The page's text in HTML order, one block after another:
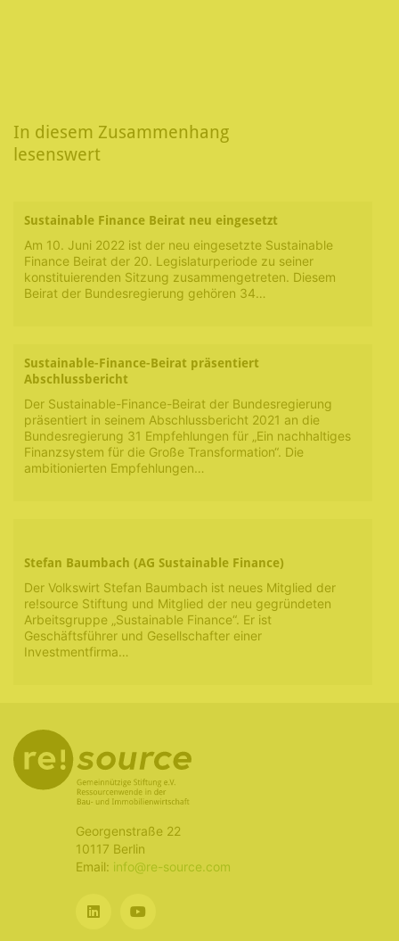
In diesem Zusammenhang
lesenswert
Sustainable Finance Beirat neu eingesetzt
Am 10. Juni 2022 ist der neu eingesetzte Sustainable
Finance Beirat der 20. Legislaturperiode zu seiner
konstituierenden Sitzung zusammengetreten. Diesem
Beirat der Bundesregierung gehören 34…
Sustainable-Finance-Beirat präsentiert
Abschlussbericht
Der Sustainable-Finance-Beirat der Bundesregierung
präsentiert in seinem Abschlussbericht 2021 an die
Bundesregierung 31 Empfehlungen für „Ein nachhaltiges
Finanzsystem für die Große Transformation“. Die
ambitionierten Empfehlungen…
Stefan Baumbach (AG Sustainable Finance)
Der Volkswirt Stefan Baumbach ist neues Mitglied der
re!source Stiftung und Mitglied der neu gegründeten
Arbeitsgruppe „Sustainable Finance“. Er ist
Geschäftsführer und Gesellschafter einer
Investmentfirma…
Georgenstraße 22
10117 Berlin
Email: info@re-source.com